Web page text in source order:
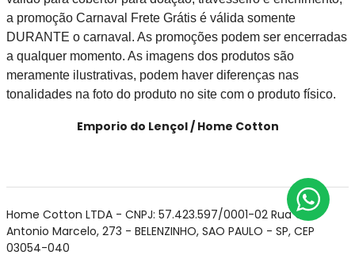
a promoção Carnaval Frete Grátis é válida somente
DURANTE o carnaval. As promoções podem ser encerradas
a qualquer momento. As imagens dos produtos são
meramente ilustrativas, podem haver diferenças nas
tonalidades na foto do produto no site com o produto físico.
Emporio do Lençol / Home Cotton
Home Cotton LTDA - CNPJ: 57.423.597/0001-02 Rua Cel
Antonio Marcelo, 273 - BELENZINHO, SAO PAULO - SP, CEP
03054-040